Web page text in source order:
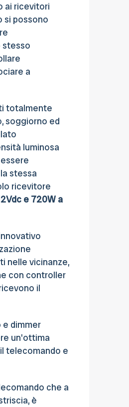
ai ricevitori
si possono
stesso
a
totalmente
soggiorno ed
luminosa
stessa
ricevitore
e 720W a
nelle vicinanze,
con controller
il
dimmer
un'ottima
telecomando e
che a
è